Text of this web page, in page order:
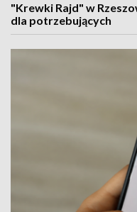
"Krewki Rajd" w
dla potrzebujących